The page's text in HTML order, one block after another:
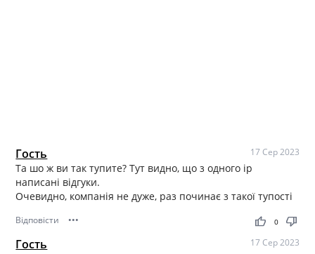
Гость 17 Сер 2023
Та шо ж ви так тупите? Тут видно, що з одного ip
написані відгуки.
Очевидно, компанія не дуже, раз починає з такої тупості
Відповісти ••• thumb_up thumb_down
0
Гость 17 Сер 2023